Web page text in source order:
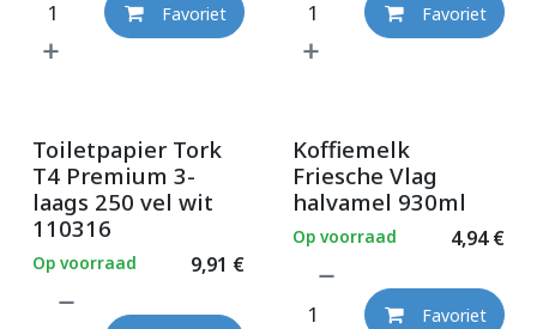
Favoriet Favoriet
Toiletpapier Tork
T4 Premium 3-
laags 250 vel wit
110316
9,91 €
Op voorraad
Koffiemelk
Friesche Vlag
halvamel 930ml
4,94€
Op voorraad
Favoriet